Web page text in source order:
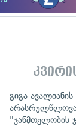
გიგა ავალიანის
"ჯანმთელობის